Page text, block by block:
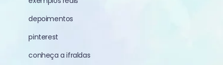
depoimentos
pinterest
conheça a ifraldas